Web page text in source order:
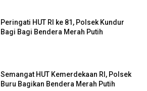
Peringati HUT RI ke 81, Polsek Kundur
Bagi Bagi Bendera Merah Putih
Semangat HUT Kemerdekaan RI, Polsek
Buru Bagikan Bendera Merah Putih